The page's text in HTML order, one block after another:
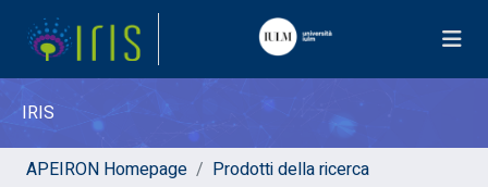
IRIS
APEIRON Homepage
Prodotti della ricerca